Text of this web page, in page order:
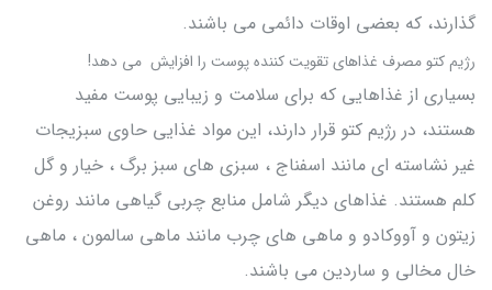
گذارند، که بعضی اوقات دائمی می باشند.
رژیم کتو مصرف غذاهای تقویت کننده پوست را افزایش می دهد!
بسیاری از غذاهایی که برای سلامت و زیبایی پوست مفید
هستند، در رژیم کتو قرار دارند، این مواد غذایی حاوی سبزیجات
غیر نشاسته ای مانند اسفناج ، سبزی های سبز برگ ، خیار و گل
کلم هستند. غذاهای دیگر شامل منابع چربی گیاهی مانند روغن
زیتون و آووکادو و ماهی های چرب مانند ماهی سالمون ، ماهی
خال مخالی و ساردین می باشند.